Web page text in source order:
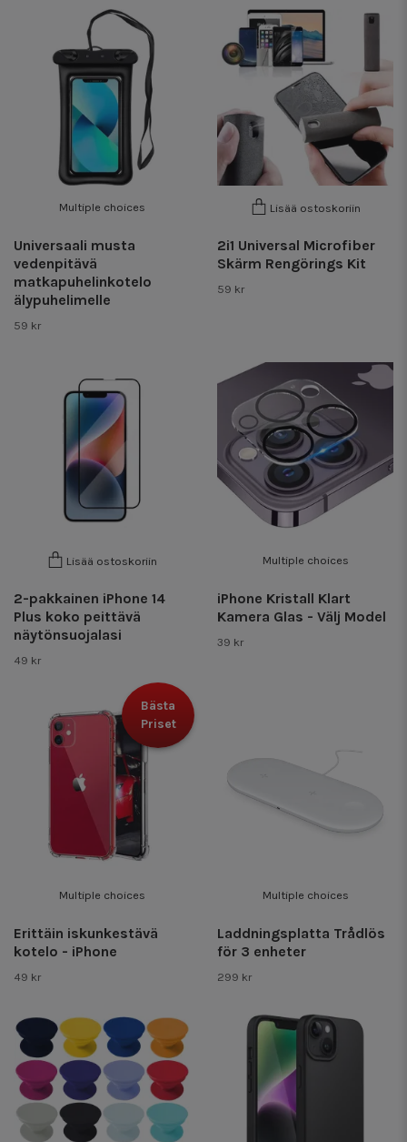
Multiple choices
Universaali musta
vedenpitävä
matkapuhelinkotelo
älypuhelimelle
59 kr
Lisää ostoskoriin
2i1 Universal Microfiber
Skärm Rengörings Kit
59 kr
Lisää ostoskoriin
2-pakkainen iPhone 14
Plus koko peittävä
näytönsuojalasi
49 kr
Multiple choices
iPhone Kristall Klart
Kamera Glas - Välj Model
39 kr
Bästa
Priset
Multiple choices
Erittäin iskunkestävä
kotelo - iPhone
49 kr
Multiple choices
Laddningsplatta Trådlös
för 3 enheter
299 kr